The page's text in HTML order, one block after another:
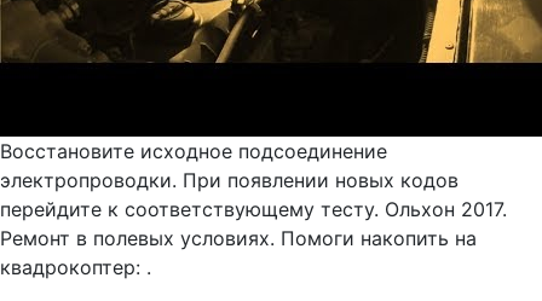
Восстановите исходное подсоединение
электропроводки. При появлении новых кодов
перейдите к соответствующему тесту. Ольхон 2017.
Ремонт в полевых условиях. Помоги накопить на
квадрокоптер: .